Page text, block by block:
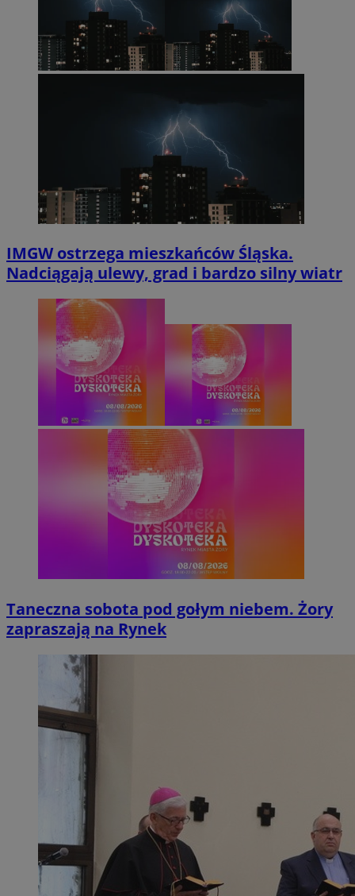
IMGW ostrzega mieszkańców Śląska.
Nadciągają ulewy, grad i bardzo silny wiatr
Taneczna sobota pod gołym niebem. Żory
zapraszają na Rynek